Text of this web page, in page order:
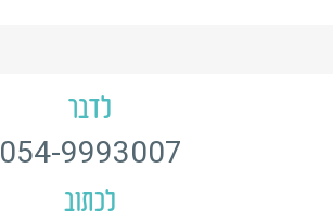
לדבר
054-9993007
לכתוב